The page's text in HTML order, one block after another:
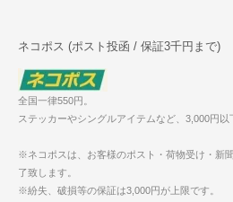
ネコポス (ポスト投函 / 保証3千円まで)
全国一律550円。
ステッカーやシングルアイテムなど、3,000円以
※ネコポスは、お客様のポスト・荷物受け・新
了致します。
※紛失、破損等の保証は3,000円が上限です。